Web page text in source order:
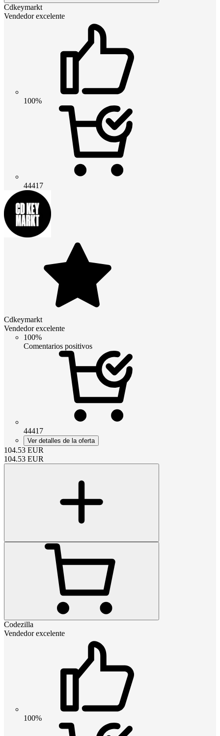
Cdkeymarkt
Vendedor excelente
100%
44417
Cdkeymarkt
Vendedor excelente
100%
Comentarios positivos
44417
Ver detalles de la oferta
104.53 EUR
104.53 EUR
Codezilla
Vendedor excelente
100%